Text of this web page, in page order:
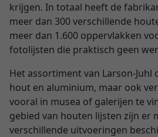
krijgen. In totaal heeft de
meer dan 300 verschillende
meer dan 1.600 oppervlakken
fotolijsten die praktisch geen
Het assortiment van Larson-
hout en aluminium, maar ook
vooral in musea of galerijen te
gebied van houten lijsten zijn er
verschillende uitvoeringen